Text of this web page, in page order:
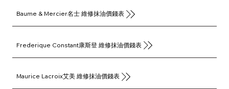
Baume & Mercier名士 維修抹油價錢表
Frederique Constant康斯登 維修抹油價錢表
Maurice Lacroix艾美 維修抹油價錢表